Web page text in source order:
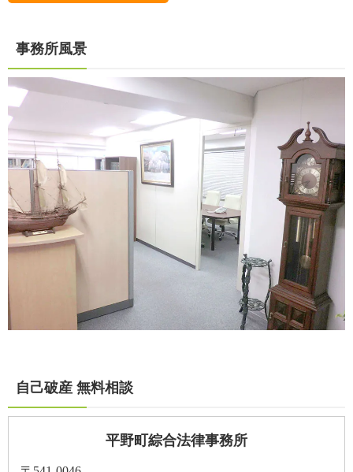
事務所風景
自己破産 無料相談
平野町綜合法律事務所